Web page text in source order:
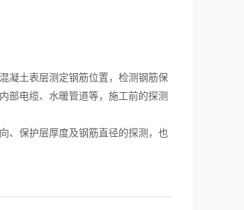
土表层测定钢筋位置，检测钢筋保
部电缆、水暖管道等，施工前的探测
、保护层厚度及钢筋直径的探测，也